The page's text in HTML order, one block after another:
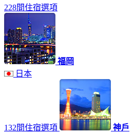
228間住宿選項
福岡
日本
132間住宿選項
神戶